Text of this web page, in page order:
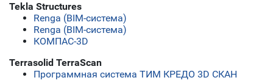
Tekla Structures
Renga (BIM-система)
Renga (BIM-система)
КОМПАС-3D
Terrasolid TerraScan
Программная система ТИМ КРЕДО 3D СКАН